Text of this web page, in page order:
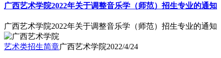
广西艺术学院2022年关于调整音乐学（师范）招生专业的通知
广西艺术学院2022年关于调整音乐学（师范）招生专业的通知
艺术类招生简章广西艺术学院2022/4/24